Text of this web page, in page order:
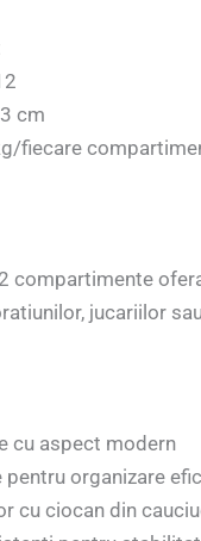
cm
fiecare
compartimente
jucariilor
cu aspect modern
organizare
cu ciocan din